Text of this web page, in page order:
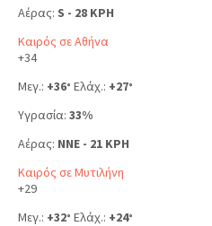
Αέρας: S - 28 KPH
Καιρός σε Αθήνα
+34
Μεγ.: +36° Ελάχ.: +27°
Υγρασία: 33%
Αέρας: NNE - 21 KPH
Καιρός σε Μυτιλήνη
+29
Μεγ.: +32° Ελάχ.: +24°